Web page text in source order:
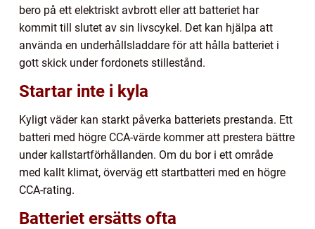
bero på ett elektriskt avbrott eller att batteriet har
kommit till slutet av sin livscykel. Det kan hjälpa att
använda en underhållsladdare för att hålla batteriet i
gott skick under fordonets stillestånd.
Startar inte i kyla
Kyligt väder kan starkt påverka batteriets prestanda. Ett
batteri med högre CCA-värde kommer att prestera bättre
under kallstartförhållanden. Om du bor i ett område
med kallt klimat, överväg ett startbatteri med en högre
CCA-rating.
Batteriet ersätts ofta